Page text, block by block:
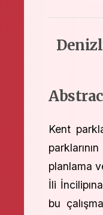
Kent
planlama
İli
bu